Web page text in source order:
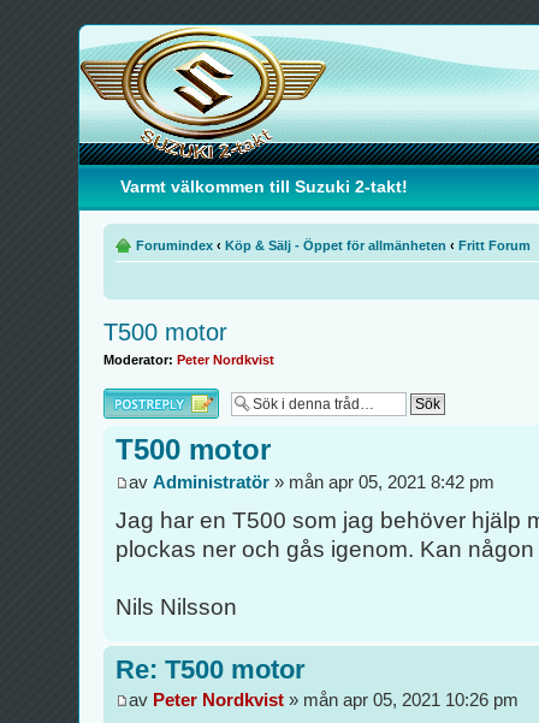
Varmt välkommen till Suzuki 2-takt!
Forumindex ‹ Köp & Sälj - Öppet för allmänheten ‹ Fritt Forum
T500 motor
Moderator: Peter Nordkvist
Besvara
T500 motor
av Administratör » mån apr 05, 2021 8:42 pm
Jag har en T500 som jag behöver hjälp
plockas ner och gås igenom. Kan
Nils Nilsson
Re: T500 motor
av Peter Nordkvist » mån apr 05, 2021 10:26 pm